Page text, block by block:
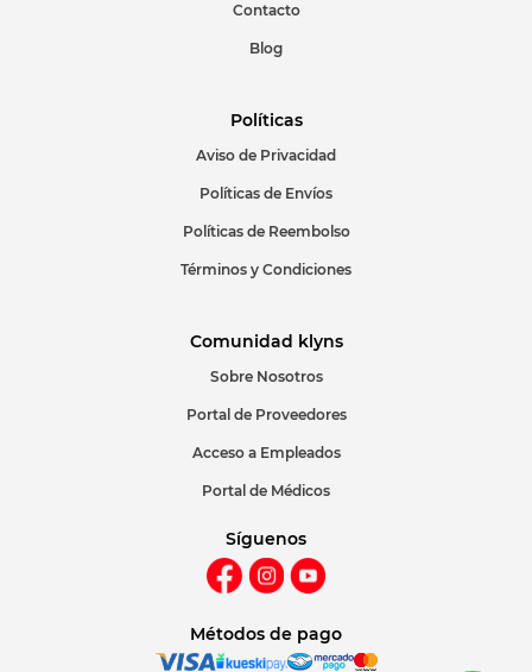
Contacto
Blog
Políticas
Aviso de Privacidad
Políticas de Envíos
Políticas de Reembolso
Términos y Condiciones
Comunidad klyns
Sobre Nosotros
Portal de Proveedores
Acceso a Empleados
Portal de Médicos
Síguenos
Métodos de pago